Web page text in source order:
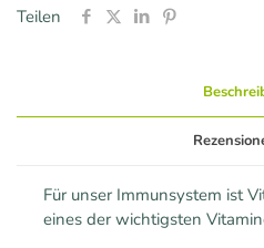
Teilen
Für unser Immunsystem ist
eines der wichtigsten